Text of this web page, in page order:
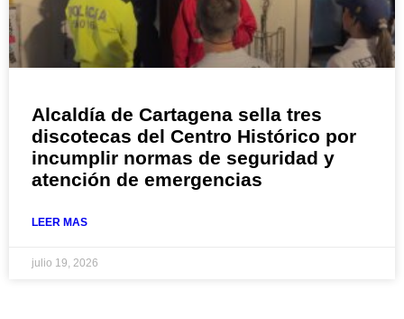
Alcaldía de Cartagena sella tres
discotecas del Centro Histórico por
incumplir normas de seguridad y
atención de emergencias
LEER MAS
julio 19, 2026